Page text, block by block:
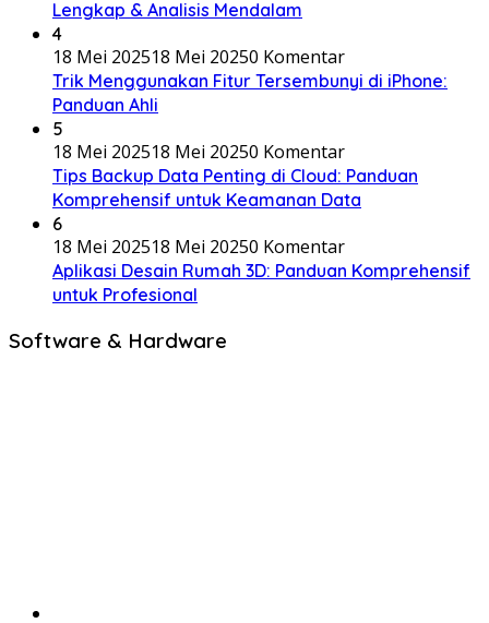
Lengkap & Analisis Mendalam
4
18 Mei 202518 Mei 20250 Komentar
Trik Menggunakan Fitur Tersembunyi di iPhone:
Panduan Ahli
5
18 Mei 202518 Mei 20250 Komentar
Tips Backup Data Penting di Cloud: Panduan
Komprehensif untuk Keamanan Data
6
18 Mei 202518 Mei 20250 Komentar
Aplikasi Desain Rumah 3D: Panduan Komprehensif
untuk Profesional
Software & Hardware